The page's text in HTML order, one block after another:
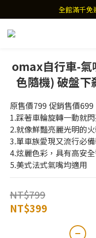
全館滿千免
omax自行車-氣
色隨機) 破盤下
原售價799 促銷售價699
1.踩著車輪旋轉一動就閃
2.就像鮮豔亮麗光明的
3.單車族愛現又流行必
4.炫麗色彩，具有高安
5.美式法式氣嘴均適用
NT$799
NT$399